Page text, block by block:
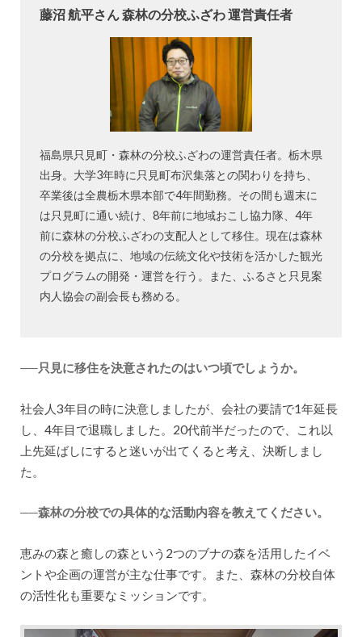
藤沼 航平さん 森林の分校ふざわ 運営責任者
福島県只見町・森林の分校ふざわの運営責任者。栃木県
出身。大学3年時に只見町布沢集落との関わりを持ち、
卒業後は全農栃木県本部で4年間勤務。その間も週末に
は只見町に通い続け、8年前に地域おこし協力隊、4年
前に森林の分校ふざわの支配人として移住。現在は森林
の分校を拠点に、地域の伝統文化や技術を活かした観光
プログラムの開発・運営を行う。また、ふるさと只見案
内人協会の副会長も務める。
──只見に移住を決意されたのはいつ頃でしょうか。
社会人3年目の時に決意しましたが、会社の要請で1年延長
し、4年目で退職しました。20代前半だったので、これ以
上先延ばしにすると迷いが出てくると考え、決断しまし
た。
──森林の分校での具体的な活動内容を教えてください。
恵みの森と癒しの森という2つのブナの森を活用したイベ
ントや企画の運営が主な仕事です。また、森林の分校自体
の活性化も重要なミッションです。